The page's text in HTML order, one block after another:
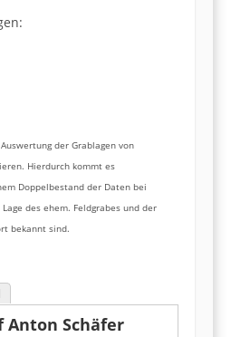
der Grablagen von
Hierdurch kommt es
Doppelbestand der Daten bei
des ehem. Feldgrabes und der
bekannt sind.
Anton Schäfer